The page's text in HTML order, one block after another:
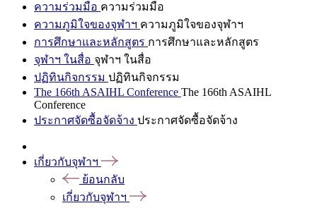
ความร่วมมือ ความร่วมมือ
ความภูมิใจของจุฬาฯ ความภูมิใจของจุฬาฯ
การศึกษาและหลักสูตร การศึกษาและหลักสูตร
จุฬาฯ ในสื่อ จุฬาฯ ในสื่อ
ปฏิทินกิจกรรม ปฏิทินกิจกรรม
The 166th ASAIHL Conference The 166th ASAIHL
Conference
ประกาศจัดซื้อจัดจ้าง ประกาศจัดซื้อจัดจ้าง
เกี่ยวกับจุฬาฯ
ย้อนกลับ
เกี่ยวกับจุฬาฯ